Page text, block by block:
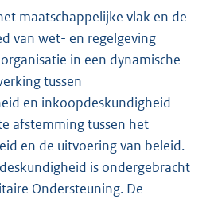
maatschappelijke vlak en de
van wet- en regelgeving
in een dynamische
tussen
en inkoopdeskundigheid
afstemming tussen het
en de uitvoering van beleid.
is ondergebracht
Ondersteuning. De